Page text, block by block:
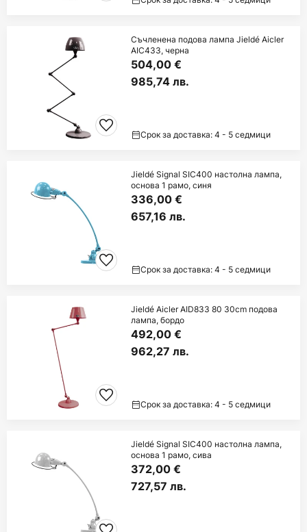
Съчленена подова лампа Jieldé Aicler
AIC433, черна
504,00 €
985,74 лв.
Срок за доставка: 4 - 5 седмици
Jieldé Signal SIC400 настолна лампа,
основа 1 рамо, синя
336,00 €
657,16 лв.
Срок за доставка: 4 - 5 седмици
Jieldé Aicler AID833 80 30cm подова
лампа, бордо
492,00 €
962,27 лв.
Срок за доставка: 4 - 5 седмици
Jieldé Signal SIC400 настолна лампа,
основа 1 рамо, сива
372,00 €
727,57 лв.